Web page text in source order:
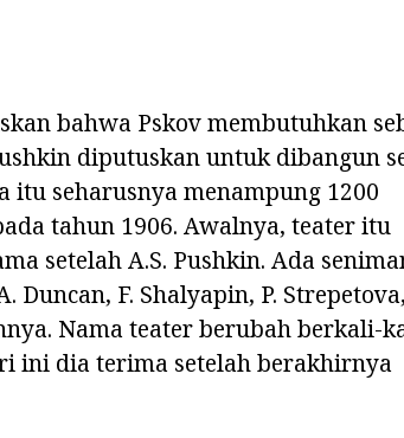
bahwa Pskov membutuhkan
diputuskan untuk dibangun
itu seharusnya menampung 1200
tahun 1906. Awalnya, teater itu
setelah A.S. Pushkin. Ada
Duncan, F. Shalyapin, P.
Nama teater berubah berkali-
ini dia terima setelah berakhirnya